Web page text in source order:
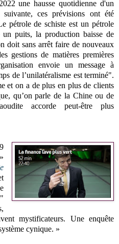
une hausse quotidienne d'un
ces prévisions ont été
pétrole de schiste est un pétrole
puits, la production baisse de
doit sans arrêt faire de nouveaux
gestions de matières premières
envoie un message à
de l’unilatéralisme est terminé".
et on a de plus en plus de clients
qu’on parle de la Chine ou de
accorde peut-être plus
»
mystificateurs. Une enquête
cynique. »